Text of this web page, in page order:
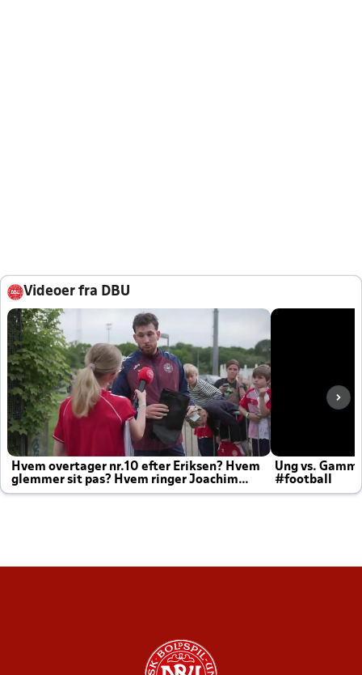
Videoer fra DBU
Hvem overtager nr.10 efter Eriksen? Hvem
glemmer sit pas? Hvem ringer Joachim
altid til efter kampe?
Ung vs.
#football